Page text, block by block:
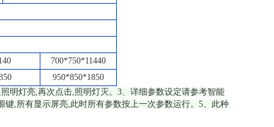
700*750*11440
950*850*1850
明灯亮,再次点击,照明灯灭。3、详细参数设定请参考智能
,所有显示屏亮,此时所有参数按上一次参数运行。5、此种